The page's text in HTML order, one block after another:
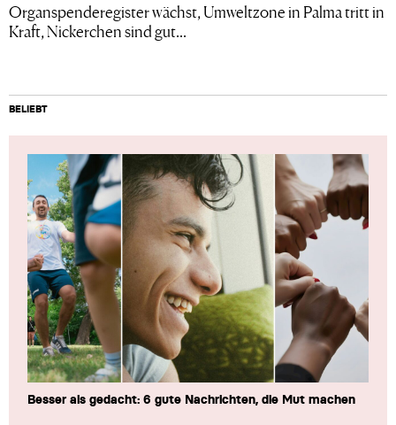
Organspenderegister wächst, Umweltzone in Palma tritt in
Kraft, Nickerchen sind gut...
BELIEBT
Besser als gedacht: 6 gute Nachrichten, die Mut machen